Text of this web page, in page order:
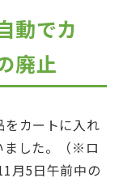
動でカ
廃止
をカートに入れ
ました。（※ロ
月5日午前中の